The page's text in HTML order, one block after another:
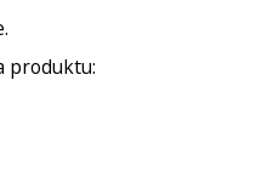
produktu: